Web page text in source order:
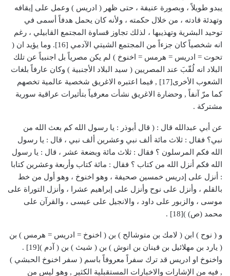
يبدو طويلاً ، وبصورة عنيفة ، حتى ظهر ( ادريس ) وعمل على إيقافه
وتهدئة قادته ، من خلال حكمته ، ولأنه كان يحمل هدفاً أسمى في
توحيد البشرية وتهذيبها ، لذلك تجاوز قساوة المجتمع القابيلي ، رغم
انه شخصياً كان جزءاً من المجتمع الشيتي الآدمي [16]. وما يؤيد ان (
تحوت = ادريس = هرمس = اخنوخ ) لم يكن مصرياً بل اجنبياً عن تلك
البلاد انه لُقّبَ عند المصريين ( سيد البلاد الأجنبية ) وكان عارفاً بلغات
الشعوب الأخرى[17] , فيما اعتبره الاغريق شخصية عالمية تخصهم
كما مرّ آنفاً , وحضارة الاغريق نشأت معرفياً بتأثيرات عراقية سورية
مشتركة .
عن أبي عبدالله قال : ( قال أبوذر : يا رسول الله كم بعث الله من
نبي؟ فقال : ثلاث مائة ألف نبي وعشرين ألف نبي ، قال : يا رسول
الله فكم المرسلون ؟ فقال : ثلاث مائة وبضعة عشر ، قال : يا رسول
الله فكم أنزل الله من كتاب ؟ فقال : مائة كتاب وأربعة وعشرين كتابا
: أنزل على إدريس خمسين صحيفة ، وهو اخنوخ ، وهو أول من خط
بالقلم ، وأنزل على نوح وأنزل على إبراهيم عشرا ، وأنزل التوراة على
موسى ، والزبور على داود ، والانجيل على عيسى ، والقرآن على
محمد (ص) )[18] .
و ( نوح ) ابن ( لامك بن متوشالح ) بن ( اخنوخ = ادريس = هرمس ) بن
( يارد بن مهلائيل بن قينان بن انوش ) بن ( شيث ) بن ( آدم )[19] .
واخنوخ او ادريس قد ترك سفراً معروفاً باسم ( سفر اخنوخ الحبشي )
, فيه من الإشارات والاخبارات المستقبلية الكثير , وهو ليس من